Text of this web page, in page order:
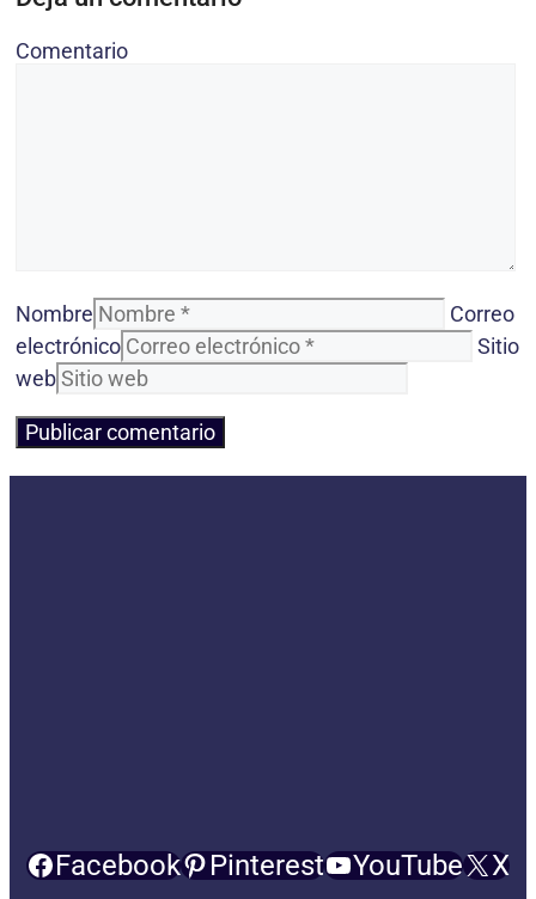
Comentario
Nombre
Correo
electrónico
Sitio
web
Facebook Pinterest YouTube X